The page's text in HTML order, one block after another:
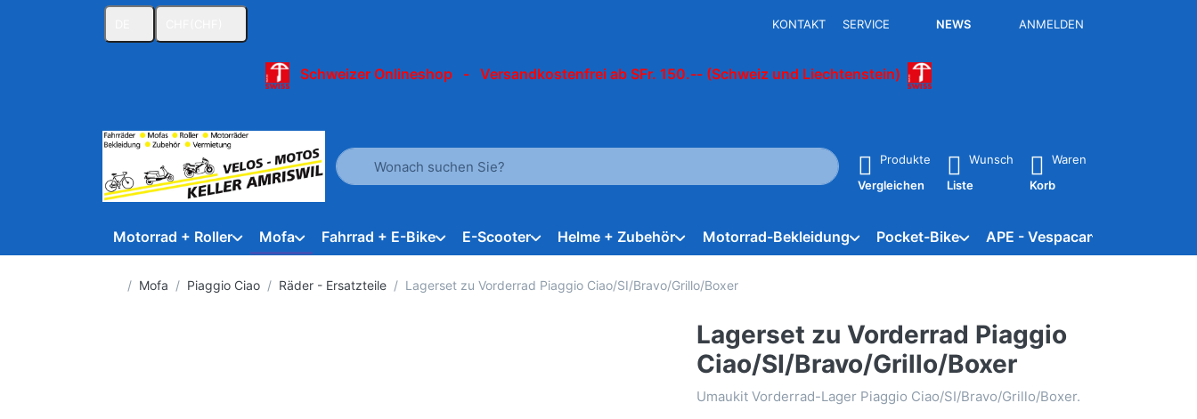
KONTAKT SERVICE NEWS ANMELDEN
Schweizer Onlineshop - Versandkostenfrei ab SFr. 150.-- (Schweiz und Liechtenstein)
Geben Sie einen Suchbegriff ein. Während Sie tippen, erscheinen automatisch erste Ergebnisse. Drücken Sie die Eingabetaste, um alle
Produkte
Vergleichen
Wunsch
Liste
Waren
Korb
Motorrad + Roller Mofa Fahrrad + E-Bike E-Scooter Helme + Zubehör Motorrad-Bekleidung Pocket-Bike APE - Vespacar
Startseite
Mofa Piaggio Ciao Räder - Ersatzteile Lagerset zu Vorderrad Piaggio Ciao/SI/Bravo/Grillo/Boxer
Lagerset zu Vorderrad Piaggio
Ciao/SI/Bravo/Grillo/Boxer
Umaukit Vorderrad-Lager Piaggio Ciao/SI/Bravo/Grillo/Boxer.